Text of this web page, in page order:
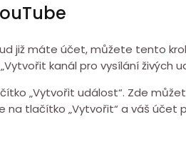
již máte účet, můžete tento
kanál pro vysílání živých
„Vytvořit událost“. Zde
tlačítko „Vytvořit“ a váš účet